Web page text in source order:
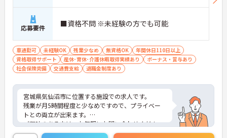
応募要件 ■資格不問 ※未経験の方でも可能
車通勤可 未経験OK 残業少なめ 無資格OK
年間休日110日以上
資格取得サポート
産休･育休･介護休暇取得実績あり
ボーナス・賞与あり
社会保険完備
交通費支給 退職金制度あり
宮城県気仙沼市に位置する施設での求人です。
残業が月5時間程度と少なめですので、プライベー
トとの両立が出来ます。
ご興味のある方は、お気軽にお問い合わせくださ
い。